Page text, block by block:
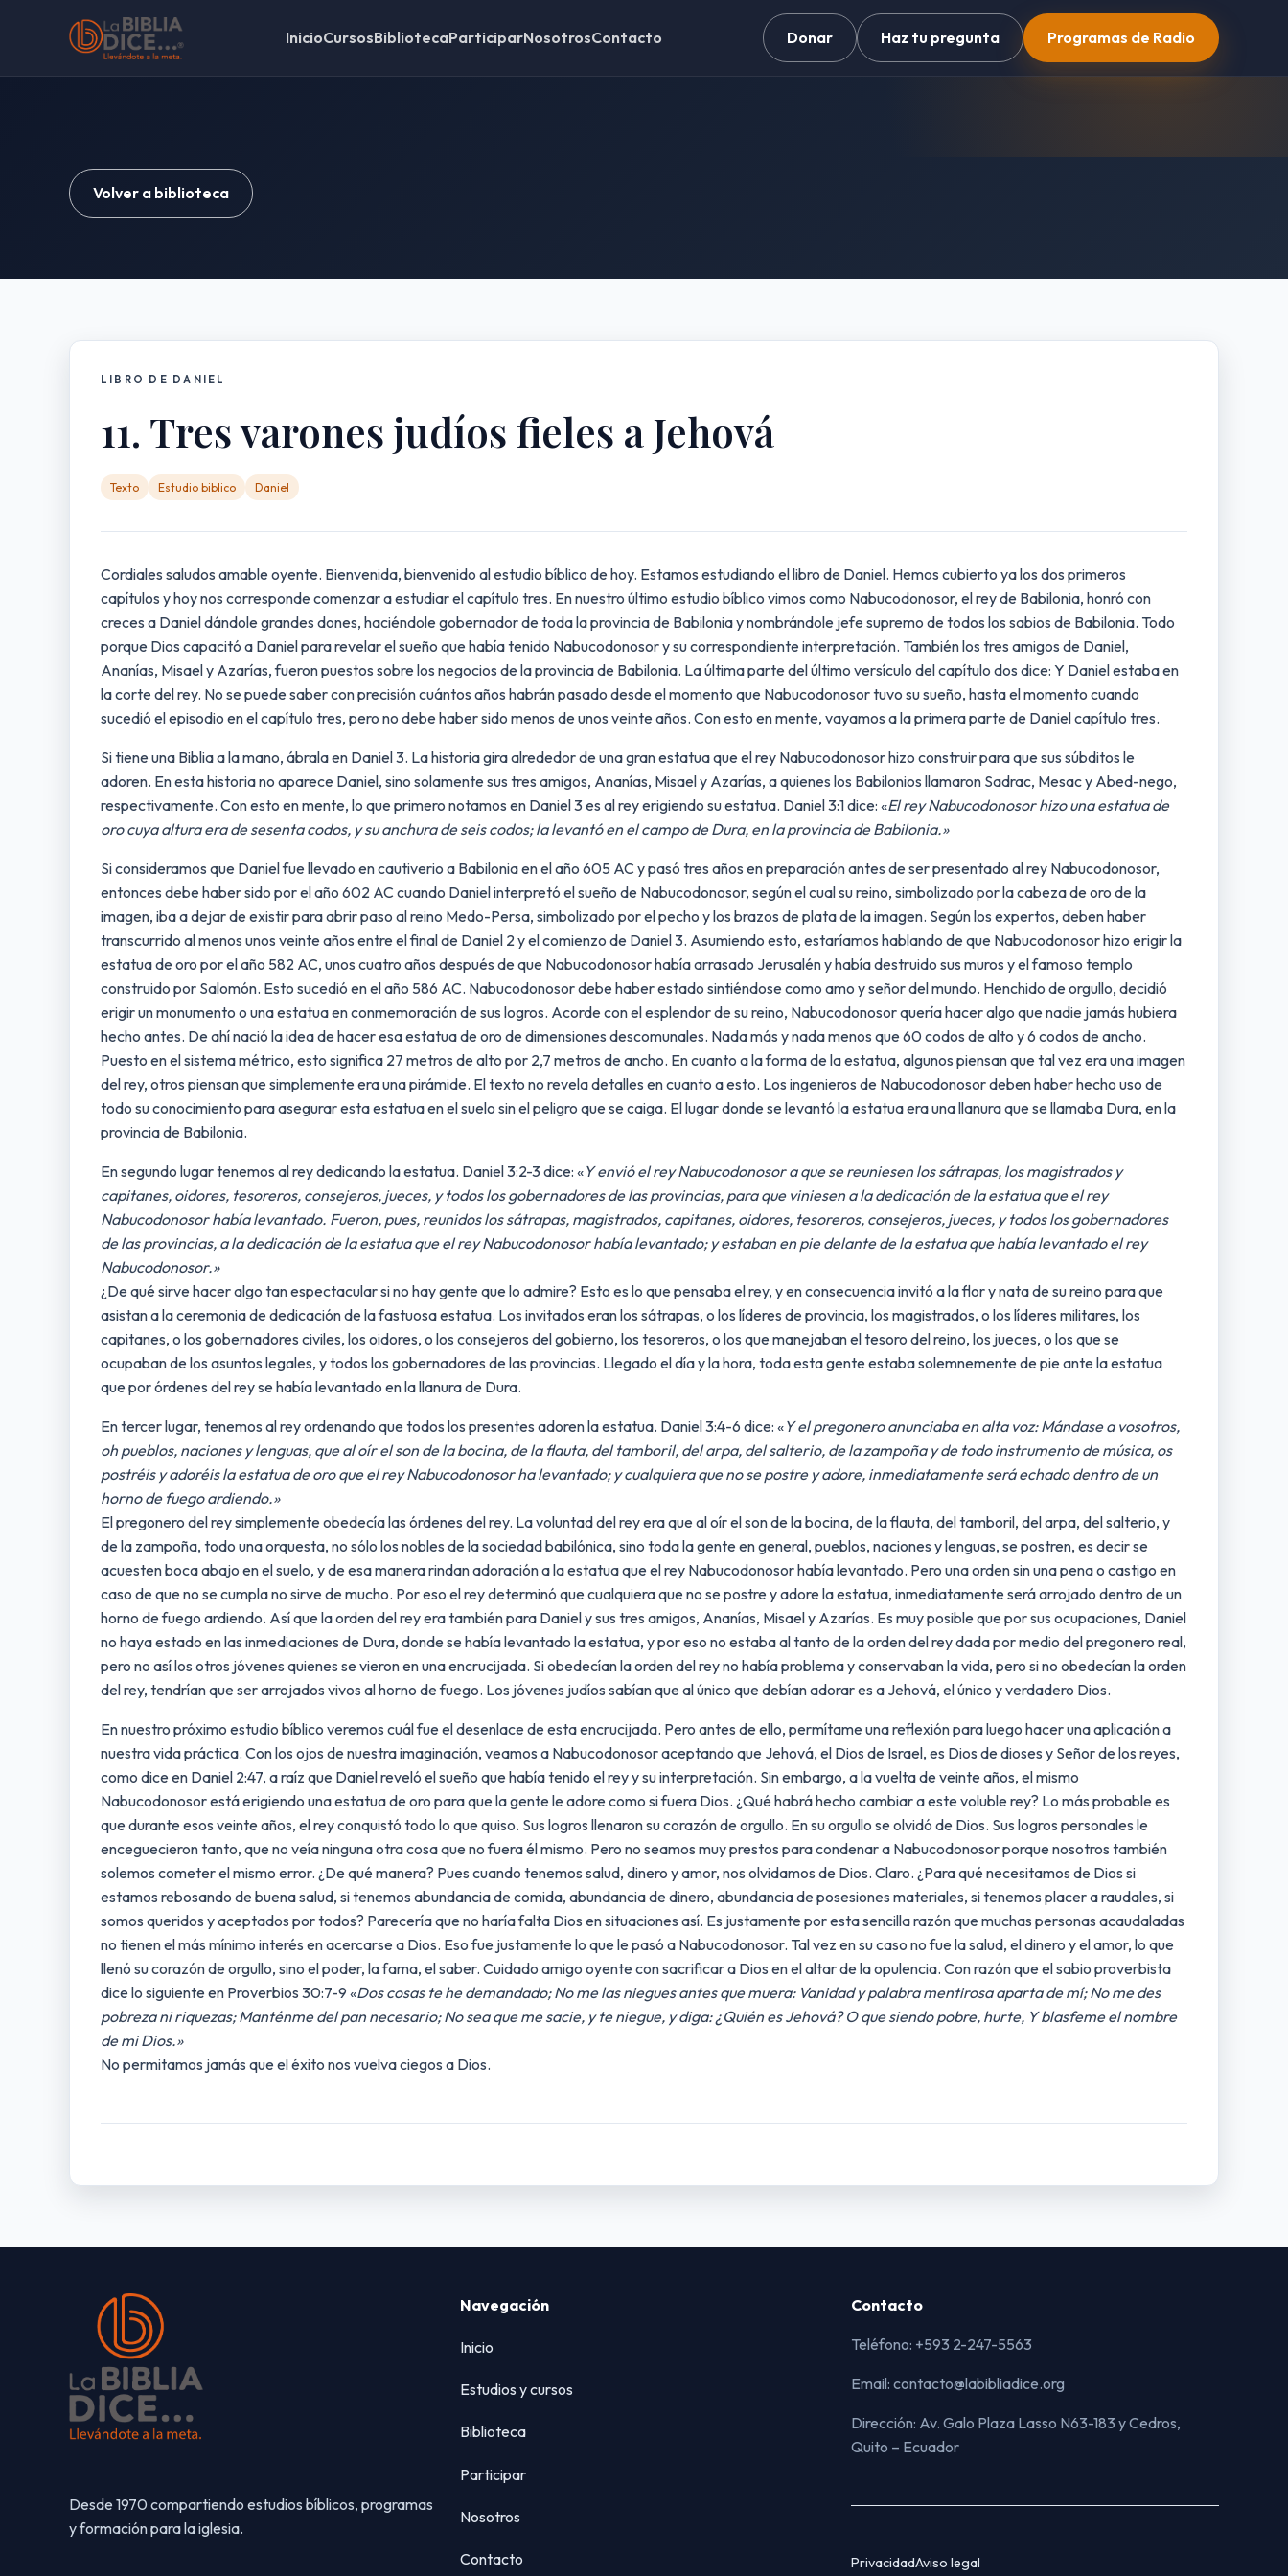
InicioCursosBibliotecaParticiparNosotrosContacto Donar Haz tu pregunta Programas de Radio
Volver a biblioteca
LIBRO DE DANIEL
11. Tres varones judíos fieles a Jehová
Texto Estudio biblico Daniel
Cordiales saludos amable oyente. Bienvenida, bienvenido al estudio bíblico de hoy. Estamos estudiando el libro de Daniel. Hemos cubierto ya los dos primeros
capítulos y hoy nos corresponde comenzar a estudiar el capítulo tres. En nuestro último estudio bíblico vimos como Nabucodonosor, el rey de Babilonia, honró con
creces a Daniel dándole grandes dones, haciéndole gobernador de toda la provincia de Babilonia y nombrándole jefe supremo de todos los sabios de Babilonia. Todo
porque Dios capacitó a Daniel para revelar el sueño que había tenido Nabucodonosor y su correspondiente interpretación. También los tres amigos de Daniel,
Ananías, Misael y Azarías, fueron puestos sobre los negocios de la provincia de Babilonia. La última parte del último versículo del capítulo dos dice: Y Daniel estaba en
la corte del rey. No se puede saber con precisión cuántos años habrán pasado desde el momento que Nabucodonosor tuvo su sueño, hasta el momento cuando
sucedió el episodio en el capítulo tres, pero no debe haber sido menos de unos veinte años. Con esto en mente, vayamos a la primera parte de Daniel capítulo tres.
Si tiene una Biblia a la mano, ábrala en Daniel 3. La historia gira alrededor de una gran estatua que el rey Nabucodonosor hizo construir para que sus súbditos le
adoren. En esta historia no aparece Daniel, sino solamente sus tres amigos, Ananías, Misael y Azarías, a quienes los Babilonios llamaron Sadrac, Mesac y Abed-nego,
respectivamente. Con esto en mente, lo que primero notamos en Daniel 3 es al rey erigiendo su estatua. Daniel 3:1 dice: «El rey Nabucodonosor hizo una estatua de
oro cuya altura era de sesenta codos, y su anchura de seis codos; la levantó en el campo de Dura, en la provincia de Babilonia.»
Si consideramos que Daniel fue llevado en cautiverio a Babilonia en el año 605 AC y pasó tres años en preparación antes de ser presentado al rey Nabucodonosor,
entonces debe haber sido por el año 602 AC cuando Daniel interpretó el sueño de Nabucodonosor, según el cual su reino, simbolizado por la cabeza de oro de la
imagen, iba a dejar de existir para abrir paso al reino Medo-Persa, simbolizado por el pecho y los brazos de plata de la imagen. Según los expertos, deben haber
transcurrido al menos unos veinte años entre el final de Daniel 2 y el comienzo de Daniel 3. Asumiendo esto, estaríamos hablando de que Nabucodonosor hizo erigir la
estatua de oro por el año 582 AC, unos cuatro años después de que Nabucodonosor había arrasado Jerusalén y había destruido sus muros y el famoso templo
construido por Salomón. Esto sucedió en el año 586 AC. Nabucodonosor debe haber estado sintiéndose como amo y señor del mundo. Henchido de orgullo, decidió
erigir un monumento o una estatua en conmemoración de sus logros. Acorde con el esplendor de su reino, Nabucodonosor quería hacer algo que nadie jamás hubiera
hecho antes. De ahí nació la idea de hacer esa estatua de oro de dimensiones descomunales. Nada más y nada menos que 60 codos de alto y 6 codos de ancho.
Puesto en el sistema métrico, esto significa 27 metros de alto por 2,7 metros de ancho. En cuanto a la forma de la estatua, algunos piensan que tal vez era una imagen
del rey, otros piensan que simplemente era una pirámide. El texto no revela detalles en cuanto a esto. Los ingenieros de Nabucodonosor deben haber hecho uso de
todo su conocimiento para asegurar esta estatua en el suelo sin el peligro que se caiga. El lugar donde se levantó la estatua era una llanura que se llamaba Dura, en la
provincia de Babilonia.
En segundo lugar tenemos al rey dedicando la estatua. Daniel 3:2-3 dice: «Y envió el rey Nabucodonosor a que se reuniesen los sátrapas, los magistrados y
capitanes, oidores, tesoreros, consejeros, jueces, y todos los gobernadores de las provincias, para que viniesen a la dedicación de la estatua que el rey
Nabucodonosor había levantado. Fueron, pues, reunidos los sátrapas, magistrados, capitanes, oidores, tesoreros, consejeros, jueces, y todos los gobernadores
de las provincias, a la dedicación de la estatua que el rey Nabucodonosor había levantado; y estaban en pie delante de la estatua que había levantado el rey
Nabucodonosor.»
¿De qué sirve hacer algo tan espectacular si no hay gente que lo admire? Esto es lo que pensaba el rey, y en consecuencia invitó a la flor y nata de su reino para que
asistan a la ceremonia de dedicación de la fastuosa estatua. Los invitados eran los sátrapas, o los líderes de provincia, los magistrados, o los líderes militares, los
capitanes, o los gobernadores civiles, los oidores, o los consejeros del gobierno, los tesoreros, o los que manejaban el tesoro del reino, los jueces, o los que se
ocupaban de los asuntos legales, y todos los gobernadores de las provincias. Llegado el día y la hora, toda esta gente estaba solemnemente de pie ante la estatua
que por órdenes del rey se había levantado en la llanura de Dura.
En tercer lugar, tenemos al rey ordenando que todos los presentes adoren la estatua. Daniel 3:4-6 dice: «Y el pregonero anunciaba en alta voz: Mándase a vosotros,
oh pueblos, naciones y lenguas, que al oír el son de la bocina, de la flauta, del tamboril, del arpa, del salterio, de la zampoña y de todo instrumento de música, os
postréis y adoréis la estatua de oro que el rey Nabucodonosor ha levantado; y cualquiera que no se postre y adore, inmediatamente será echado dentro de un
horno de fuego ardiendo.»
El pregonero del rey simplemente obedecía las órdenes del rey. La voluntad del rey era que al oír el son de la bocina, de la flauta, del tamboril, del arpa, del salterio, y
de la zampoña, todo una orquesta, no sólo los nobles de la sociedad babilónica, sino toda la gente en general, pueblos, naciones y lenguas, se postren, es decir se
acuesten boca abajo en el suelo, y de esa manera rindan adoración a la estatua que el rey Nabucodonosor había levantado. Pero una orden sin una pena o castigo en
caso de que no se cumpla no sirve de mucho. Por eso el rey determinó que cualquiera que no se postre y adore la estatua, inmediatamente será arrojado dentro de un
horno de fuego ardiendo. Así que la orden del rey era también para Daniel y sus tres amigos, Ananías, Misael y Azarías. Es muy posible que por sus ocupaciones, Daniel
no haya estado en las inmediaciones de Dura, donde se había levantado la estatua, y por eso no estaba al tanto de la orden del rey dada por medio del pregonero real,
pero no así los otros jóvenes quienes se vieron en una encrucijada. Si obedecían la orden del rey no había problema y conservaban la vida, pero si no obedecían la orden
del rey, tendrían que ser arrojados vivos al horno de fuego. Los jóvenes judíos sabían que al único que debían adorar es a Jehová, el único y verdadero Dios.
En nuestro próximo estudio bíblico veremos cuál fue el desenlace de esta encrucijada. Pero antes de ello, permítame una reflexión para luego hacer una aplicación a
nuestra vida práctica. Con los ojos de nuestra imaginación, veamos a Nabucodonosor aceptando que Jehová, el Dios de Israel, es Dios de dioses y Señor de los reyes,
como dice en Daniel 2:47, a raíz que Daniel reveló el sueño que había tenido el rey y su interpretación. Sin embargo, a la vuelta de veinte años, el mismo
Nabucodonosor está erigiendo una estatua de oro para que la gente le adore como si fuera Dios. ¿Qué habrá hecho cambiar a este voluble rey? Lo más probable es
que durante esos veinte años, el rey conquistó todo lo que quiso. Sus logros llenaron su corazón de orgullo. En su orgullo se olvidó de Dios. Sus logros personales le
enceguecieron tanto, que no veía ninguna otra cosa que no fuera él mismo. Pero no seamos muy prestos para condenar a Nabucodonosor porque nosotros también
solemos cometer el mismo error. ¿De qué manera? Pues cuando tenemos salud, dinero y amor, nos olvidamos de Dios. Claro. ¿Para qué necesitamos de Dios si
estamos rebosando de buena salud, si tenemos abundancia de comida, abundancia de dinero, abundancia de posesiones materiales, si tenemos placer a raudales, si
somos queridos y aceptados por todos? Parecería que no haría falta Dios en situaciones así. Es justamente por esta sencilla razón que muchas personas acaudaladas
no tienen el más mínimo interés en acercarse a Dios. Eso fue justamente lo que le pasó a Nabucodonosor. Tal vez en su caso no fue la salud, el dinero y el amor, lo que
llenó su corazón de orgullo, sino el poder, la fama, el saber. Cuidado amigo oyente con sacrificar a Dios en el altar de la opulencia. Con razón que el sabio proverbista
dice lo siguiente en Proverbios 30:7-9 «Dos cosas te he demandado; No me las niegues antes que muera: Vanidad y palabra mentirosa aparta de mí; No me des
pobreza ni riquezas; Manténme del pan necesario; No sea que me sacie, y te niegue, y diga: ¿Quién es Jehová? O que siendo pobre, hurte, Y blasfeme el nombre
de mi Dios.»
No permitamos jamás que el éxito nos vuelva ciegos a Dios.
Desde 1970 compartiendo estudios bíblicos, programas
y formación para la iglesia.
Navegación
Inicio
Estudios y cursos
Biblioteca
Participar
Nosotros
Contacto
Contacto
Teléfono: +593 2-247-5563
Email: contacto@labibliadice.org
Dirección: Av. Galo Plaza Lasso N63-183 y Cedros,
Quito – Ecuador
PrivacidadAviso legal